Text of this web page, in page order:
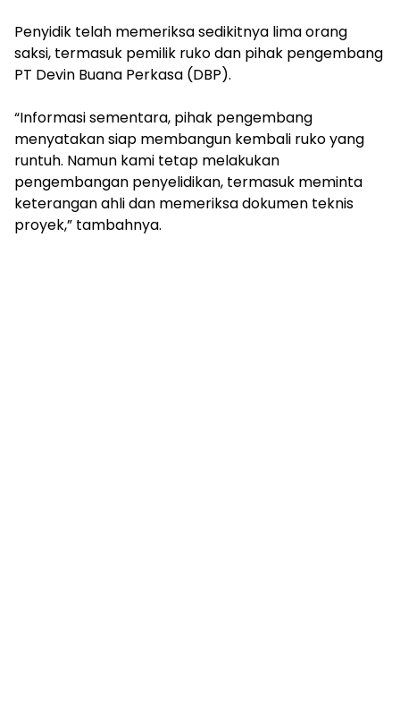
‎Penyidik telah memeriksa sedikitnya lima orang
saksi, termasuk pemilik ruko dan pihak pengembang
PT Devin Buana Perkasa (DBP).
‎“Informasi sementara, pihak pengembang
menyatakan siap membangun kembali ruko yang
runtuh. Namun kami tetap melakukan
pengembangan penyelidikan, termasuk meminta
keterangan ahli dan memeriksa dokumen teknis
proyek,” tambahnya.